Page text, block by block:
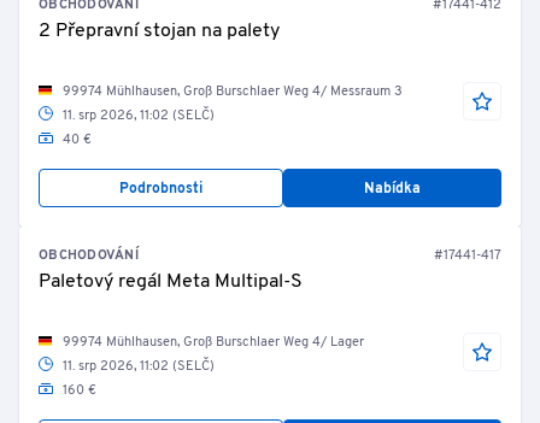
OBCHODOVÁNÍ #17441-412
2 Přepravní stojan na palety
99974 Mühlhausen, Groß Burschlaer Weg 4/ Messraum 3
11. srp 2026, 11:02 (SELČ)
40 €
Podrobnosti Nabídka
OBCHODOVÁNÍ #17441-417
Paletový regál Meta Multipal-S
99974 Mühlhausen, Groß Burschlaer Weg 4/ Lager
11. srp 2026, 11:02 (SELČ)
160 €